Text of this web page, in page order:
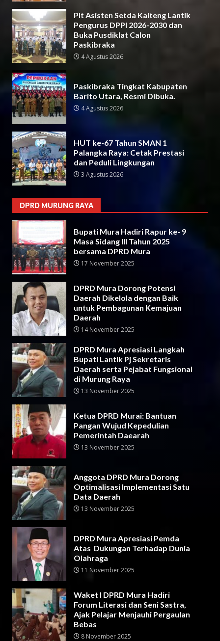
Plt Asisten Setda Kalteng Lantik
Pengurus DPPI 2026-2030 dan
Buka Pusdiklat Calon
Paskibraka
4 Agustus 2026
Paskibraka Tingkat Kabupaten
Barito Utara, Resmi Dibuka.
4 Agustus 2026
HUT ke-67 Tahun SMAN 1
Palangka Raya: Cetak Prestasi
dan Peduli Lingkungan
3 Agustus 2026
DPRD MURUNG RAYA
Bupati Mura Hadiri Rapur ke- 9
Masa Sidang III Tahun 2025
bersama DPRD Mura
17 November 2025
DPRD Mura Dorong Potensi
Daerah Dikelola dengan Baik
untuk Pembagunan Kemajuan
Daerah
14 November 2025
DPRD Mura Apresiasi Langkah
Bupati Lantik Pj Sekretaris
Daerah serta Pejabat Fungsional
di Murung Raya
13 November 2025
Ketua DPRD Murai: Bantuan
Pangan Wujud Kepedulian
Pemerintah Daearah
13 November 2025
Anggota DPRD Mura Dorong
Optimalisasi Implementasi Satu
Data Daerah
13 November 2025
DPRD Mura Apresiasi Pemda
Atas Dukungan Terhadap Dunia
Olahraga
11 November 2025
Waket I DPRD Mura Hadiri
Forum Literasi dan Seni Sastra,
Ajak Pelajar Menjauhi Pergaulan
Bebas
8 November 2025